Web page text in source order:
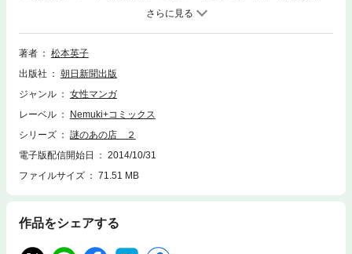
介本にはとどまらない、著者だけでなく他人の人生までも垣間見える
著者
松本英子
出版社
朝日新聞出版
ジャンル
女性マンガ
レーベル
Nemuki+コミックス
シリーズ
謎のあの店 ２
電子版配信開始日
2014/10/31
ファイルサイズ
71.51 MB
作品をシェアする